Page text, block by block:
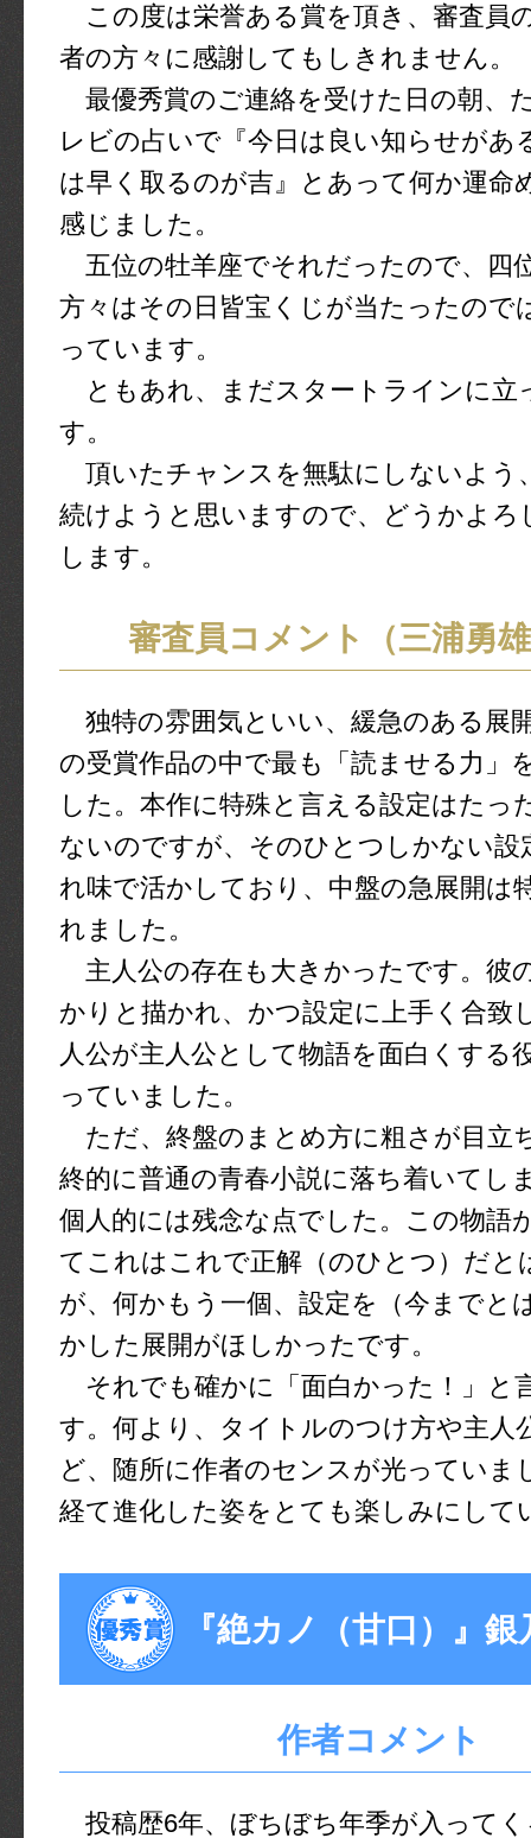
この度は栄誉ある賞を頂き、審査員
者の方々に感謝してもしきれません。
最優秀賞のご連絡を受けた日の朝、
レビの占いで『今日は良い知らせがあ
は早く取るのが吉』とあって何か運命
感じました。
五位の牡羊座でそれだったので、四
方々はその日皆宝くじが当たったので
っています。
ともあれ、まだスタートラインに立
す。
頂いたチャンスを無駄にしないよう
続けようと思いますので、どうかよろ
します。
審査員コメント（三浦勇
独特の雰囲気といい、緩急のある展
の受賞作品の中で最も「読ませる力」
した。本作に特殊と言える設定はたっ
ないのですが、そのひとつしかない設
れ味で活かしており、中盤の急展開は
れました。
主人公の存在も大きかったです。彼
かりと描かれ、かつ設定に上手く合致
人公が主人公として物語を面白くする
っていました。
ただ、終盤のまとめ方に粗さが目立
終的に普通の青春小説に落ち着いてし
個人的には残念な点でした。この物語
てこれはこれで正解（のひとつ）だと
が、何かもう一個、設定を（今までと
かした展開がほしかったです。
それでも確かに「面白かった！」と
す。何より、タイトルのつけ方や主人
ど、随所に作者のセンスが光っていま
経て進化した姿をとても楽しみにして
『絶カノ（甘口）』銀
作者コメント
投稿歴6年、ぼちぼち年季が入って